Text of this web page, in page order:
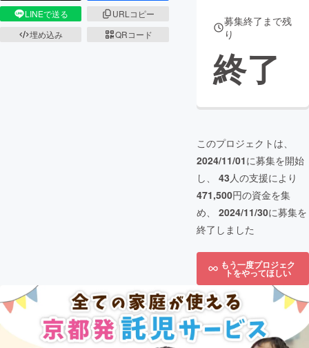
LINEで送る
URLコピー
埋め込み
QRコード
募集終了まで残
り
終了
このプロジェクトは、
2024/11/01に募集を開始
し、 43人の支援により
471,500円の資金を集
め、 2024/11/30に募集を
終了しました
もう一度プロジェク
トをやってほしい